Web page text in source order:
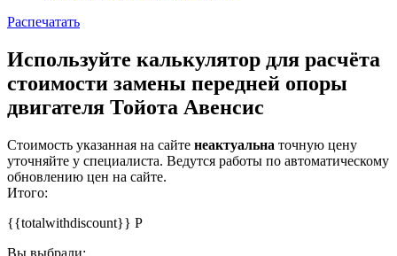
Распечатать
Используйте калькулятор для расчёта
стоимости замены передней опоры
двигателя Тойота Авенсис
Стоимость указанная на сайте неактуальна точную цену
уточняйте у специалиста. Ведутся работы по автоматическому
обновлению цен на сайте.
Итого:
{{totalwithdiscount}} Р
Вы выбрали: